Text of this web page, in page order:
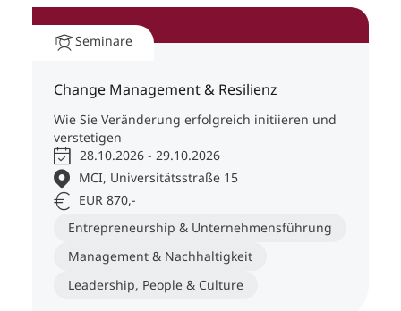
Seminare
Change Management & Resilienz
Wie Sie Veränderung erfolgreich initiieren und
verstetigen
28.10.2026 - 29.10.2026
MCI, Universitätsstraße 15
EUR 870,-
Entrepreneurship & Unternehmensführung
Management & Nachhaltigkeit
Leadership, People & Culture